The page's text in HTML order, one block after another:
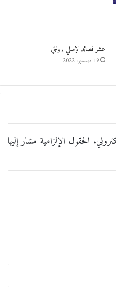
عشر قصائد لإميلي برونتي
19 ديسمبر، 2022
الحقول الإلزامية مشار إليها